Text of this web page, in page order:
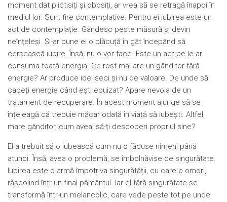
moment dat plictisiți și obosiți, ar vrea să se retragă înapoi în
mediul lor. Sunt fire contemplative. Pentru ei iubirea este un
act de contemplație. Gândesc peste măsură și devin
neînțeleși. Și-ar pune ei o plăcuță în gât începând să
cerșească iubire. Însă, nu o vor face. Este un act ce le-ar
consuma toată energia. Ce rost mai are un gânditor fără
energie? Ar produce idei seci și nu de valoare. De unde să
capeți energie când ești epuizat? Apare nevoia de un
tratament de recuperare. În acest moment ajunge să se
înțeleagă că trebuie măcar odată în viață să iubești. Altfel,
mare gânditor, cum aveai să-ți descoperi propriul sine?
El a trebuit să o iubească cum nu o făcuse nimeni până
atunci. Însă, avea o problemă, se îmbolnăvise de singurătate.
Iubirea este o armă împotriva singurătății, cu care o omori,
răscolind într-un final pământul. Iar el fără singurătate se
transformă într-un melancolic, care vede peste tot pe unde